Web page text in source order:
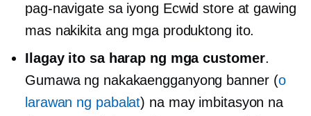
pag-navigate sa iyong Ecwid store at gawing
mas nakikita ang mga produktong ito.
Ilagay ito sa harap ng mga customer.
Gumawa ng nakakaengganyong banner (o
larawan ng pabalat) na may imbitasyon na